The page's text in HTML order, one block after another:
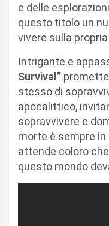
e delle
questo titolo un
vivere sulla
Intrigante e
Survival”
stesso di
apocalittico,
sopravvivere e
morte è sempre in
attende coloro
questo mondo